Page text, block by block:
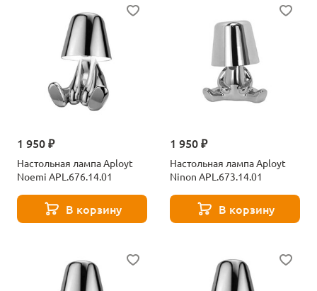
1 950 ₽
Настольная лампа Aployt
Noemi APL.676.14.01
В корзину
1 950 ₽
Настольная лампа Aployt
Ninon APL.673.14.01
В корзину